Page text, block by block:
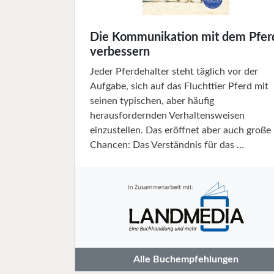
Die Kommunikation mit dem
verbessern
Jeder Pferdehalter steht täglich vor der
Aufgabe, sich auf das Fluchttier Pferd mit
seinen typischen, aber häufig
herausfordernden Verhaltensweisen
einzustellen. Das eröffnet aber auch große
Chancen: Das Verständnis für das …
Alle Buchempfehlungen